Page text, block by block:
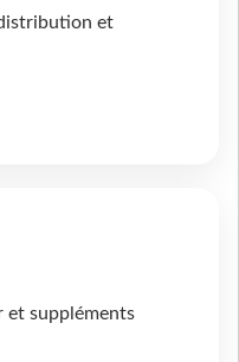
et
et suppléments